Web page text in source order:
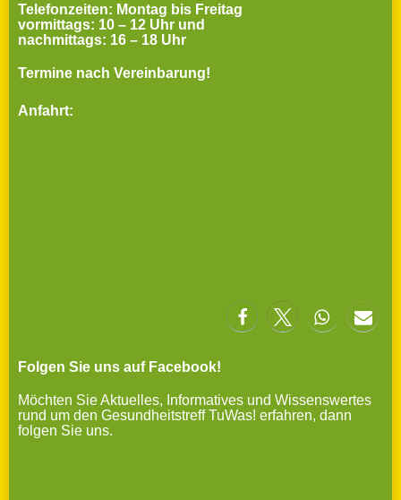
Telefonzeiten: Montag bis Freitag
vormittags: 10 – 12 Uhr und
nachmittags: 16 – 18 Uhr
Termine nach Vereinbarung!
Anfahrt:
Folgen Sie uns auf Facebook!
Möchten Sie Aktuelles, Informatives und Wissenswertes
rund um den Gesundheitstreff TuWas! erfahren, dann
folgen Sie uns.